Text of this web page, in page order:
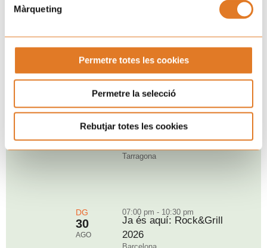
Màrqueting
Permetre totes les cookies
Permetre la selecció
Rebutjar totes les cookies
Pròxims esdeveniments
DT
18
09:00 pm - 11:00 pm
“Puja, aquí dalt i balla”
per Sant Magí
Tarragona
DG
30
AGO
07:00 pm - 10:30 pm
Ja és aquí: Rock&Grill
2026